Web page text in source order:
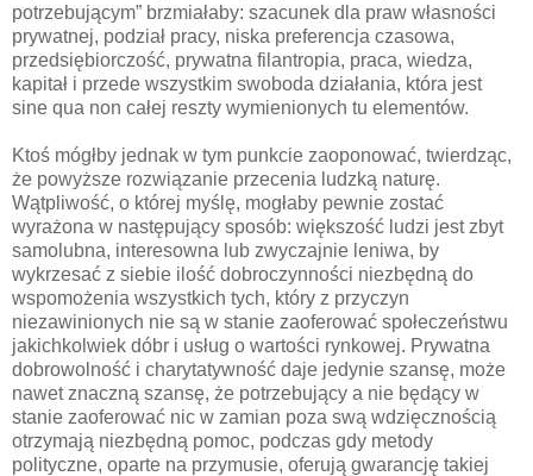
potrzebującym” brzmiałaby: szacunek dla praw własności
prywatnej, podział pracy, niska preferencja czasowa,
przedsiębiorczość, prywatna filantropia, praca, wiedza,
kapitał i przede wszystkim swoboda działania, która jest
sine qua non całej reszty wymienionych tu elementów.
Ktoś mógłby jednak w tym punkcie zaoponować, twierdząc,
że powyższe rozwiązanie przecenia ludzką naturę.
Wątpliwość, o której myślę, mogłaby pewnie zostać
wyrażona w następujący sposób: większość ludzi jest zbyt
samolubna, interesowna lub zwyczajnie leniwa, by
wykrzesać z siebie ilość dobroczynności niezbędną do
wspomożenia wszystkich tych, który z przyczyn
niezawinionych nie są w stanie zaoferować społeczeństwu
jakichkolwiek dóbr i usług o wartości rynkowej. Prywatna
dobrowolność i charytatywność daje jedynie szansę, może
nawet znaczną szansę, że potrzebujący a nie będący w
stanie zaoferować nic w zamian poza swą wdzięcznością
otrzymają niezbędną pomoc, podczas gdy metody
polityczne, oparte na przymusie, oferują gwarancję takiej